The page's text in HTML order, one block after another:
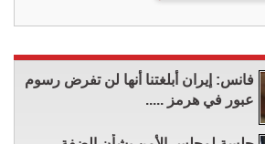
فانس: إيران أبلغتنا أنها لن تفرض رسوم
عبور في هرمز .....